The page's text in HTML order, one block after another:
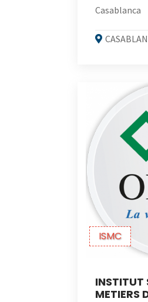
Casablanca
ISMC
INSTITUT
METIERS